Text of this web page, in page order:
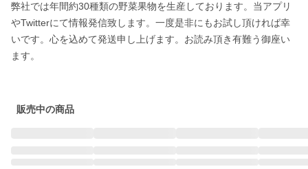
弊社では年間約30種類の野菜果物を生産しております。当アプリ
やTwitterにて情報発信致します。一度是非にもお試し頂ければ幸
いです。心を込めて発送申し上げます。お読み頂き有難う御座い
ます。
販売中の商品